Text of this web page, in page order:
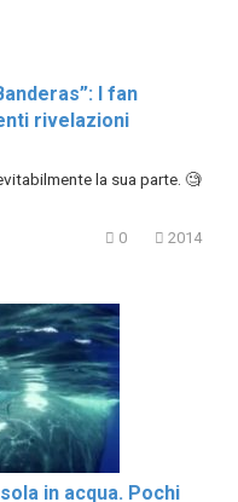
I fan
rivelazioni
la sua parte. 🧐
0 2014
in acqua. Pochi